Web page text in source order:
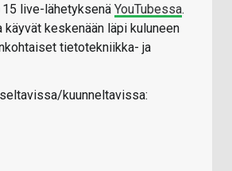
live-lähetyksenä YouTubessa.
käyvät keskenään läpi kuluneen
tietotekniikka- ja
kuunneltavissa: